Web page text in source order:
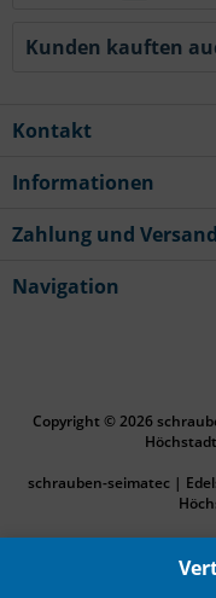
Kunden kauften
Kontakt
Informationen
Zahlung und Versand
Navigation
Copyright © 2026
schrauben-seimatec |